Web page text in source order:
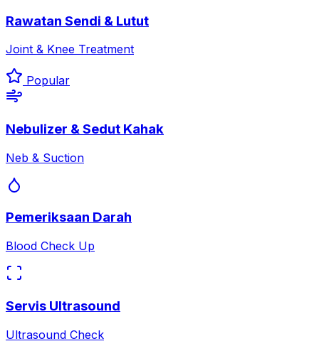
Rawatan Sendi & Lutut
Joint & Knee Treatment
Popular
Nebulizer & Sedut Kahak
Neb & Suction
Pemeriksaan Darah
Blood Check Up
Servis Ultrasound
Ultrasound Check